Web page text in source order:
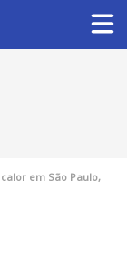
em São Paulo,